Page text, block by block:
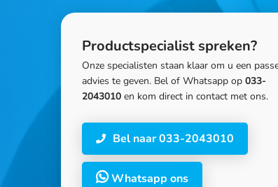
Productspecialist spreken?
Onze specialisten staan klaar om u een
advies te geven. Bel of Whatsapp op 033-
2043010 en kom direct in contact met ons.
Bel naar 033-2043010
Whatsapp ons